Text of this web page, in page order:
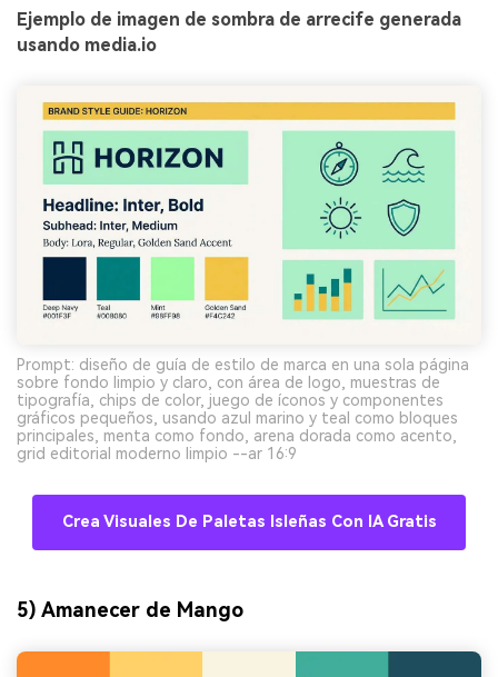
Ejemplo de imagen de sombra de arrecife generada
usando media.io
Prompt: diseño de guía de estilo de marca en una sola página
sobre fondo limpio y claro, con área de logo, muestras de
tipografía, chips de color, juego de íconos y componentes
gráficos pequeños, usando azul marino y teal como bloques
principales, menta como fondo, arena dorada como acento,
grid editorial moderno limpio --ar 16:9
Crea Visuales De Paletas Isleñas Con IA Gratis
5) Amanecer de Mango